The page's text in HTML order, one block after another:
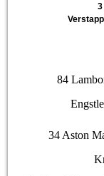
84
34 Aston